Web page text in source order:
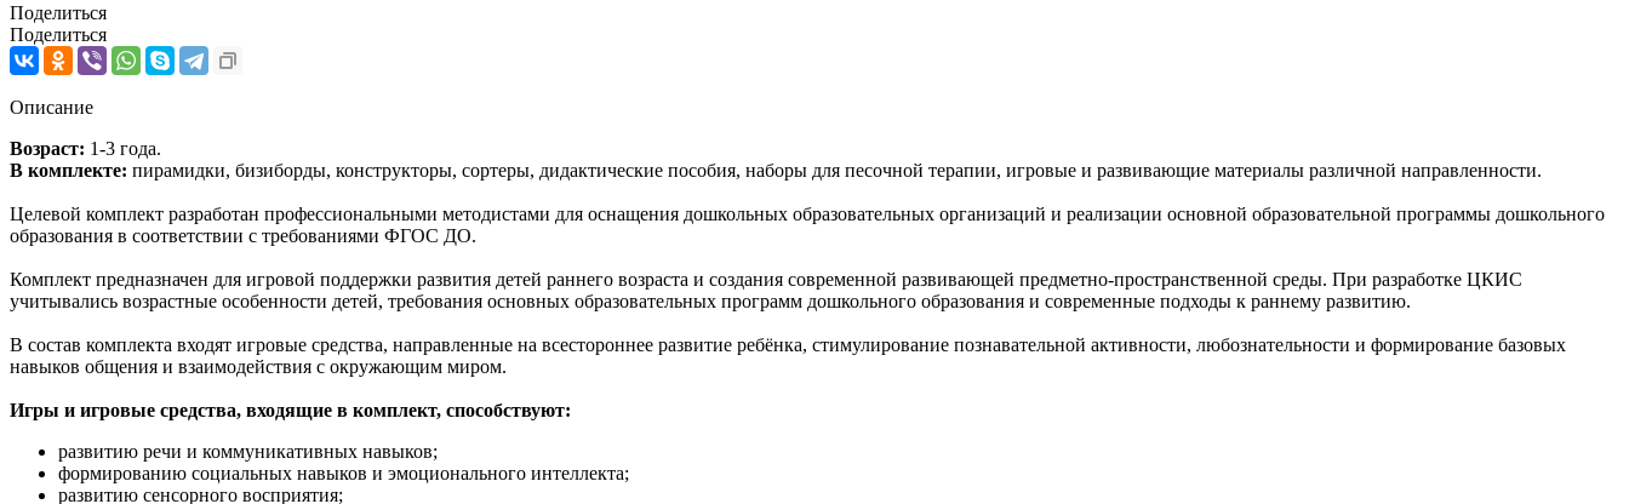
Поделиться
Поделиться
Описание
Возраст: 1-3 года.
В комплекте: пирамидки, бизиборды, конструкторы, сортеры, дидактические пособия, наборы для песочной терапии, игровые и развивающие материалы различной направленности.
Целевой комплект разработан профессиональными методистами для оснащения дошкольных образовательных организаций и реализации основной образовательной программы дошкольного
образования в соответствии с требованиями ФГОС ДО.
Комплект предназначен для игровой поддержки развития детей раннего возраста и создания современной развивающей предметно-пространственной среды. При разработке ЦКИС
учитывались возрастные особенности детей, требования основных образовательных программ дошкольного образования и современные подходы к раннему развитию.
В состав комплекта входят игровые средства, направленные на всестороннее развитие ребёнка, стимулирование познавательной активности, любознательности и формирование базовых
навыков общения и взаимодействия с окружающим миром.
Игры и игровые средства, входящие в комплект, способствуют:
развитию речи и коммуникативных навыков;
формированию социальных навыков и эмоционального интеллекта;
развитию сенсорного восприятия;